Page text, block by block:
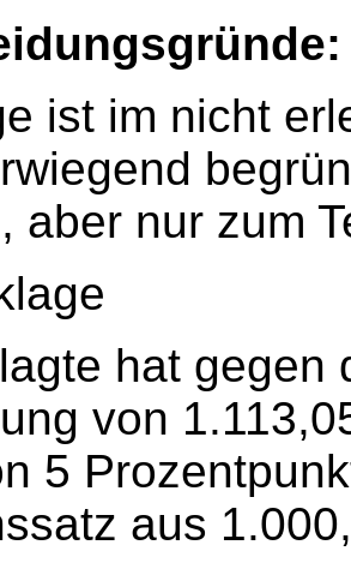
ist im nicht
aber nur zum
hat gegen
von
5
aus